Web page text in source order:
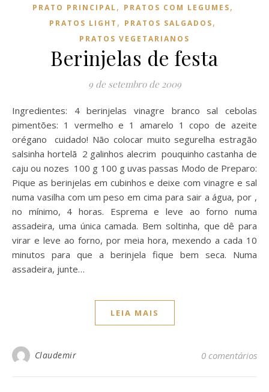
PRATO PRINCIPAL, PRATOS COM LEGUMES,
PRATOS LIGHT , PRATOS SALGADOS,
PRATOS VEGETARIANOS
Berinjelas de festa
9 de setembro de 2009
Ingredientes: 4 berinjelas vinagre branco sal cebolas
pimentões: 1 vermelho e 1 amarelo 1 copo de azeite
orégano cuidado! Não colocar muito segurelha estragão
salsinha hortelã 2 galinhos alecrim pouquinho castanha de
caju ou nozes 100 g 100 g uvas passas Modo de Preparo:
Pique as berinjelas em cubinhos e deixe com vinagre e sal
numa vasilha com um peso em cima para sair a água, por ,
no mínimo, 4 horas. Esprema e leve ao forno numa
assadeira, uma única camada. Bem soltinha, que dê para
virar e leve ao forno, por meia hora, mexendo a cada 10
minutos para que a berinjela fique bem seca. Numa
assadeira, junte…
LEIA MAIS
Claudemir 0 comentários